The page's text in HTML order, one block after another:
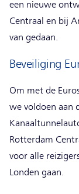
een nieuwe
Centraal en bij
van gedaan.
Beveiliging
Om met de
we voldoen aan
Rotterdam
voor alle
Londen gaan.